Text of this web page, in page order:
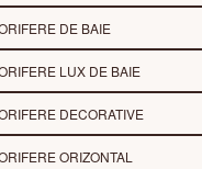
DE BAIE
LUX DE BAIE
DECORATIVE
ORIZONTAL